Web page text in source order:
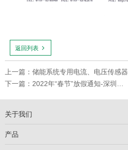
返回列表
上一篇：储能系统专用电流、电压传感器
关于我们
产品